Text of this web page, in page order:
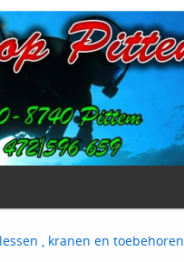
, kranen en toebehoren